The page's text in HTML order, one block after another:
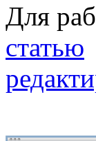
Для
статью